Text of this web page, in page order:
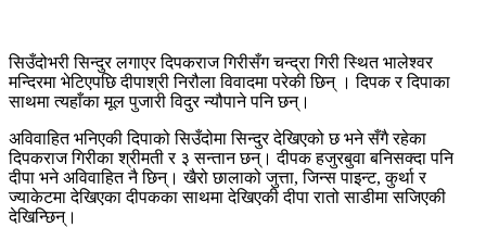
सिउँदोभरी सिन्दुर लगाएर दिपकराज गिरीसँग चन्द्रा गिरी स्थित भालेश्वर
मन्दिरमा भेटिएपछि दीपाश्री निरौला विवादमा परेकी छिन् । दिपक र दिपाका
साथमा त्यहाँका मूल पुजारी विदुर न्यौपाने पनि छन्।
अविवाहित भनिएकी दिपाको सिउँदोमा सिन्दुर देखिएको छ भने सँगै रहेका
दिपकराज गिरीका श्रीमती र ३ सन्तान छन्। दीपक हजुरबुवा बनिसक्दा पनि
दीपा भने अविवाहित नै छिन्। खैरो छालाको जुत्ता, जिन्स पाइन्ट, कुर्था र
ज्याकेटमा देखिएका दीपकका साथमा देखिएकी दीपा रातो साडीमा सजिएकी
देखिन्छिन्।